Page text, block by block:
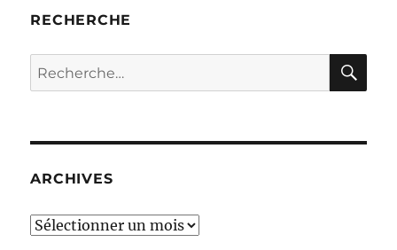
RECHERCHE
Recherche
pour :
ARCHIVES
ARCHIVES